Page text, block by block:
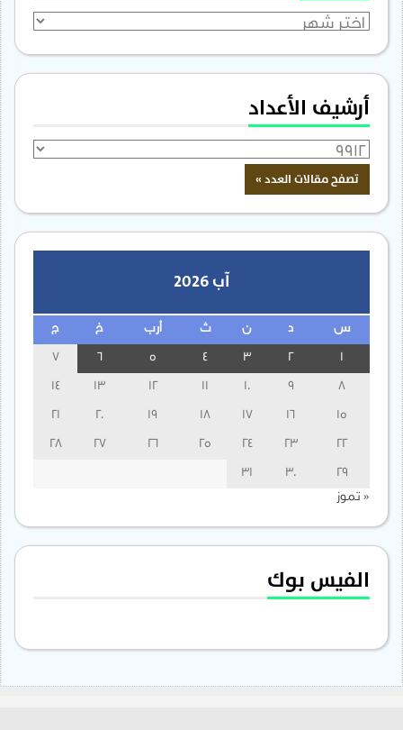
الأرشيف
أرشيف الأعداد
آب 2026
س ن ث أرب خ ج
3
13
14
15
17
18
19
20
23
24
25
27
28
29
30
31
« تموز
الفيس بوك